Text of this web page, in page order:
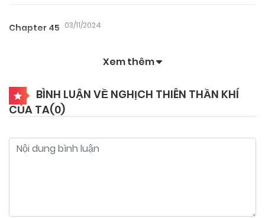
Chapter 45 03/11/2024
Chapter 43 03/11/2024
Chapter 42 03/11/2024
Xem thêm
BÌNH LUẬN VỀ NGHỊCH THIÊN THẦN KHÍ
CỦA TA(0)